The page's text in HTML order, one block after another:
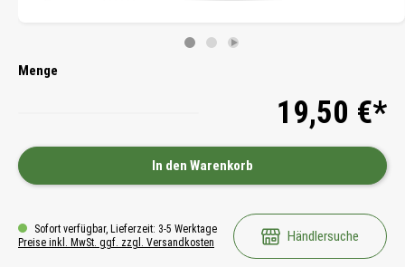
Menge
19,50 €*
In den Warenkorb
Sofort verfügbar, Lieferzeit: 3-5 Werktage
Preise inkl. MwSt. ggf. zzgl. Versandkosten
Händlersuche